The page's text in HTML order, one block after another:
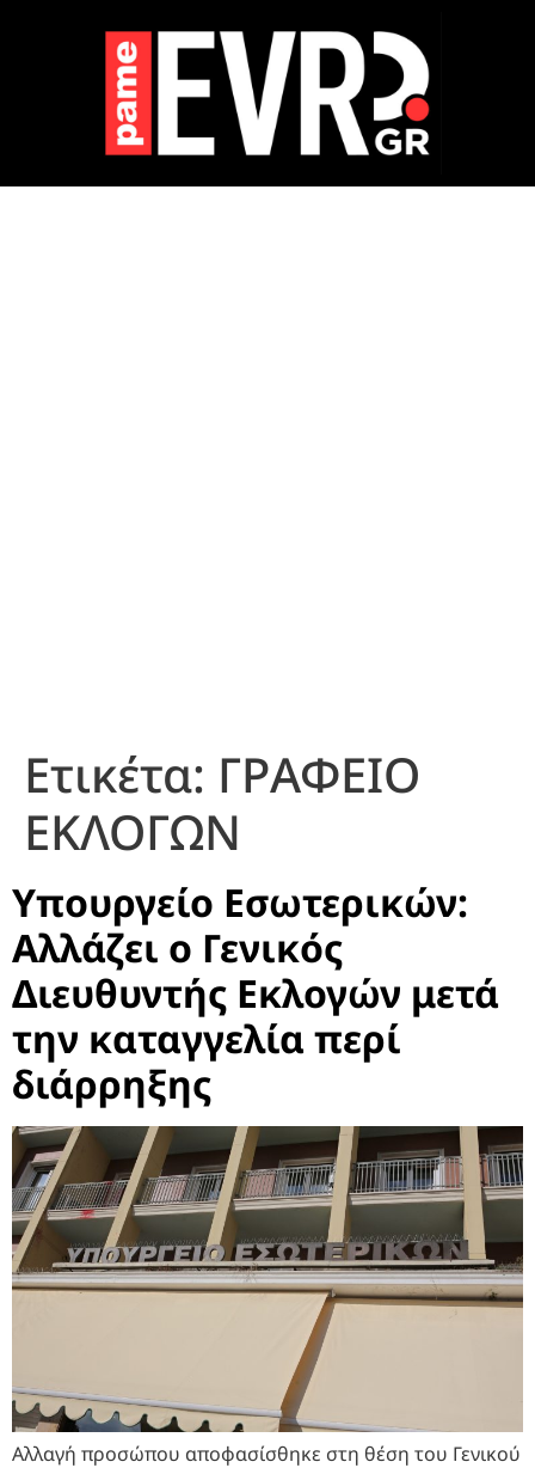
Ετικέτα: ΓΡΑΦΕΙΟ
ΕΚΛΟΓΩΝ
Υπουργείο Εσωτερικών:
Αλλάζει ο Γενικός
Διευθυντής Εκλογών μετά
την καταγγελία περί
διάρρηξης
Αλλαγή προσώπου αποφασίσθηκε στη θέση του Γενικού